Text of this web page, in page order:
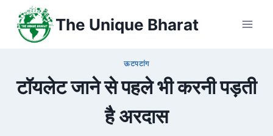
content
The Unique Bharat
ऊटपटांग
टॉयलेट जाने से पहले भी करनी पड़ती
है अरदास